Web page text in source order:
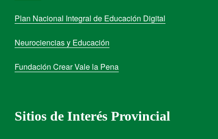
Plan Nacional Integral de Educación Digital
Neurociencias y Educación
Fundación Crear Vale la Pena
Sitios de Interés Provincial